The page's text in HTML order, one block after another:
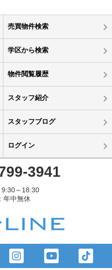
売買物件検索
学区から検索
物件閲覧履歴
スタッフ紹介
スタッフブログ
ログイン
3941
～18:30
年中無休